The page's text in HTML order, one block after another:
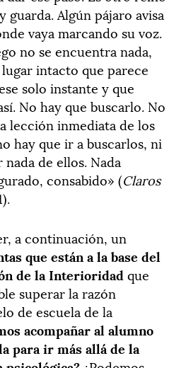
guarda. Algún pájaro avisa
vaya marcando su voz.
no se encuentra nada,
intacto que parece
solo instante y que
No hay que buscarlo. No
lección inmediata de los
hay que ir a buscarlos, ni
de ellos. Nada
consabido» (Claros
a continuación, un
que están a la base del
de la Interioridad que
superar la razón
de escuela de la
acompañar al alumno
para ir más allá de la